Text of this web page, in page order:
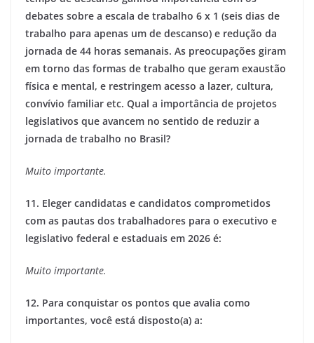
debates sobre a escala de trabalho 6 x 1 (seis dias de
trabalho para apenas um de descanso) e redução da
jornada de 44 horas semanais. As preocupações giram
em torno das formas de trabalho que geram exaustão
física e mental, e restringem acesso a lazer, cultura,
convívio familiar etc. Qual a importância de projetos
legislativos que avancem no sentido de reduzir a
jornada de trabalho no Brasil?
Muito importante.
11. Eleger candidatas e candidatos comprometidos
com as pautas dos trabalhadores para o executivo e
legislativo federal e estaduais em 2026 é:
Muito importante.
12. Para conquistar os pontos que avalia como
importantes, você está disposto(a) a: